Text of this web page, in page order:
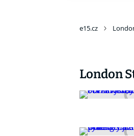
e15.cz
London